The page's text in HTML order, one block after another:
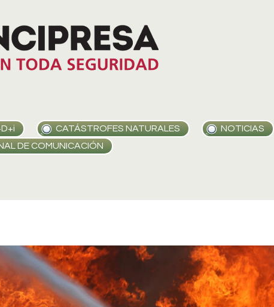
CATÁSTROFES NATURALES NOTICIAS
DE COMUNICACIÓN